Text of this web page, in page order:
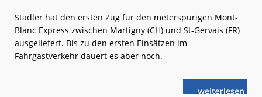
Stadler hat den ersten Zug für den meterspurigen Mont-
Blanc Express zwischen Martigny (CH) und St-Gervais (FR)
ausgeliefert. Bis zu den ersten Einsätzen im
Fahrgastverkehr dauert es aber noch.
weiterlese